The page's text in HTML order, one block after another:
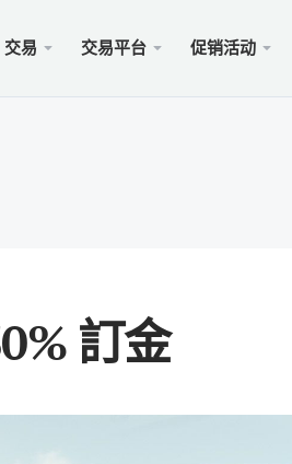
交易 交易平台
4
4网络终端
的MetaTrader 4
促销活动
美元
大赛5000美元
訂金